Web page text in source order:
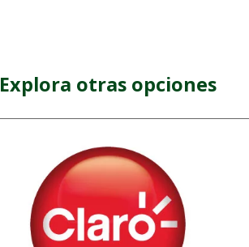
Explora otras opciones